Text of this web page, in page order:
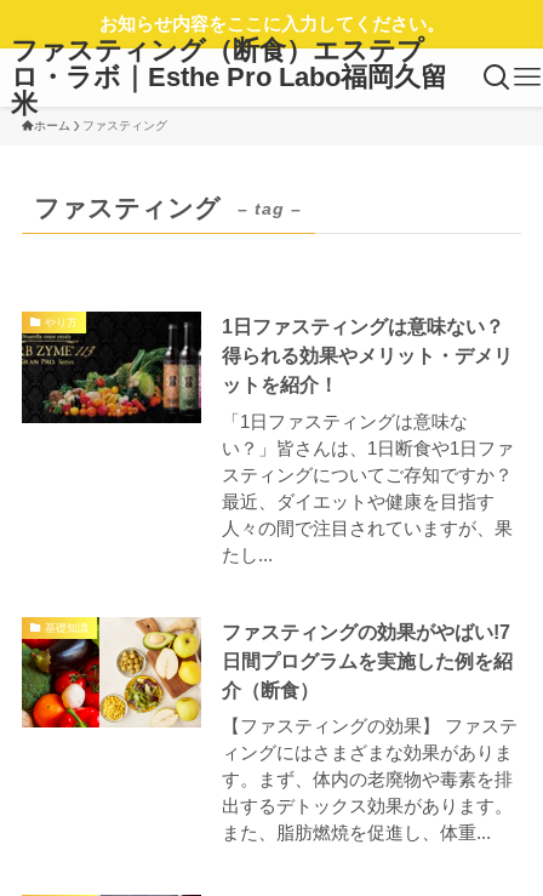
お知らせ内容をここに入力してください。
ファスティング（断食）エステプ
ロ・ラボ｜Esthe Pro Labo福岡久留
米
ホーム ファスティング
ファスティング – tag –
やり方
1日ファスティングは意味ない？
得られる効果やメリット・デメリ
ットを紹介！
「1日ファスティングは意味な
い？」皆さんは、1日断食や1日ファ
スティングについてご存知ですか？
最近、ダイエットや健康を目指す
人々の間で注目されていますが、果
たし...
基礎知識
ファスティングの効果がやばい!7
日間プログラムを実施した例を紹
介（断食）
【ファスティングの効果】 ファステ
ィングにはさまざまな効果がありま
す。まず、体内の老廃物や毒素を排
出するデトックス効果があります。
また、脂肪燃焼を促進し、体重...